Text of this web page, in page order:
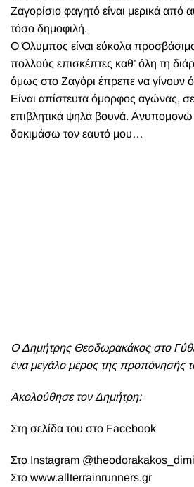
Ζαγορίσιο φαγητό είναι μερικά από
τόσο δημοφιλή.
Ο Όλυμπος είναι εύκολα
πολλούς επισκέπτες καθ’ όλη τη
όμως στο Ζαγόρι έπρεπε να γίνουν
Είναι απίστευτα όμορφος αγώνας, σε
επιβλητικά ψηλά βουνά. Ανυπομονώ
δοκιμάσω τον εαυτό μου…
Ο Δημήτρης Θεοδωρακάκος στο
ένα μεγάλο μέρος της προπόνησής
Ακολούθησε τον Δημήτρη:
Στη σελίδα του στο Facebook
Στο Instagram
Στο www.allterrainrunners.gr